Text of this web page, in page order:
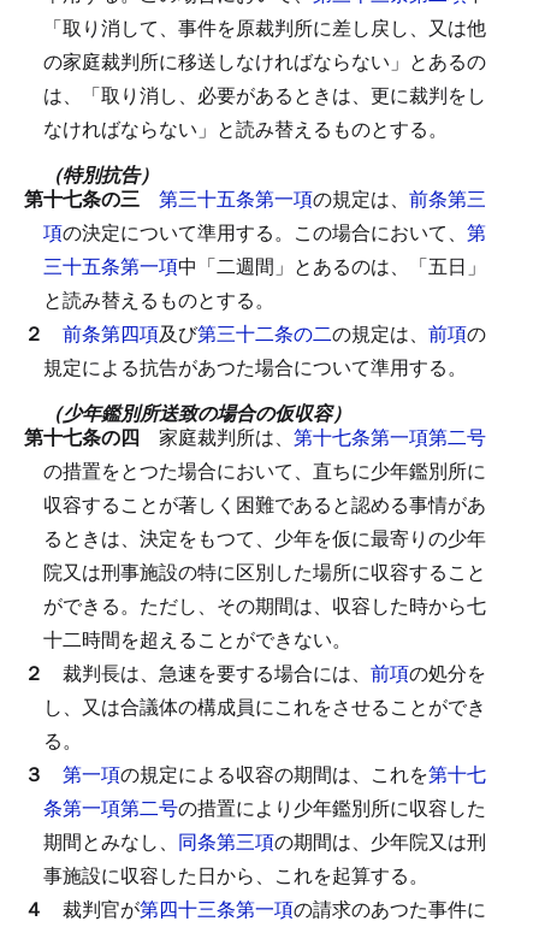
「取り消して、事件を原裁判所に差し戻し、又は他
の家庭裁判所に移送しなければならない」とあるの
は、「取り消し、必要があるときは、更に裁判をし
なければならない」と読み替えるものとする。
（特別抗告）
第十七条の三 第三十五条第一項の規定は、 前条第三
項の決定について準用する。 この場合において、 第
三十五条第一項中「二週間」とあるのは、「五日」
と読み替えるものとする。
２ 前条第四項及び第三十二条の二の規定は、 前項の
規定による抗告があつた場合について準用する。
（少年鑑別所送致の場合の仮収容）
第十七条の四 家庭裁判所は、 第十七条第一項第二号
の措置をとつた場合において、直ちに少年鑑別所に
収容することが著しく困難であると認める事情があ
るときは、決定をもつて、少年を仮に最寄りの少年
院又は刑事施設の特に区別した場所に収容すること
ができる。 ただし、その期間は、収容した時から七
十二時間を超えることができない。
２ 裁判長は、急速を要する場合には、 前項の処分を
し、又は合議体の構成員にこれをさせることができ
る。
３ 第一項の規定による収容の期間は、これを第十七
条第一項第二号の措置により少年鑑別所に収容した
期間とみなし、 同条第三項の期間は、少年院又は刑
事施設に収容した日から、これを起算する。
４ 裁判官が第四十三条第一項の請求のあつた事件に